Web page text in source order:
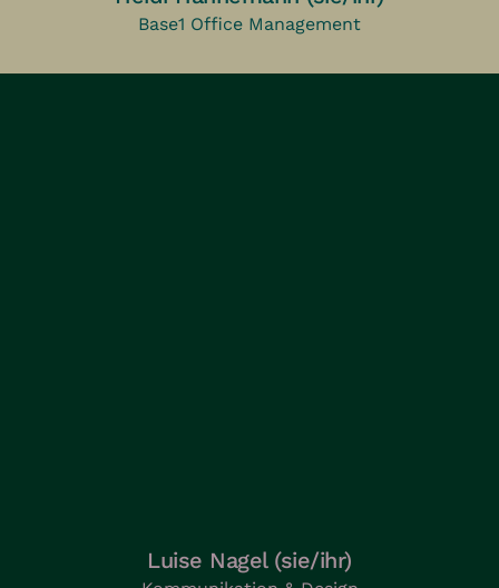
Base1 Office Management
Luise Nagel (sie/ihr)